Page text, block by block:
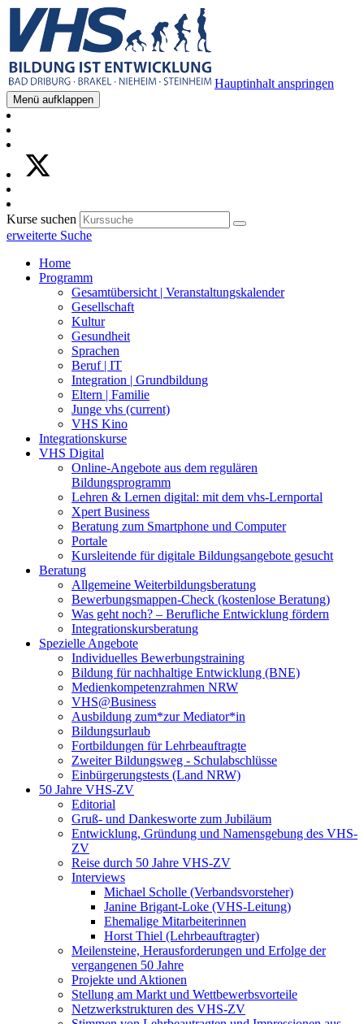
Hauptinhalt anspringen
Menü aufklappen
Kurse suchen
erweiterte Suche
Home
Programm
Gesamtübersicht | Veranstaltungskalender
Gesellschaft
Kultur
Gesundheit
Sprachen
Beruf | IT
Integration | Grundbildung
Eltern | Familie
Junge vhs (current)
VHS Kino
Integrationskurse
VHS Digital
Online-Angebote aus dem regulären
Bildungsprogramm
Lehren & Lernen digital: mit dem vhs-Lernportal
Xpert Business
Beratung zum Smartphone und Computer
Portale
Kursleitende für digitale Bildungsangebote gesucht
Beratung
Allgemeine Weiterbildungsberatung
Bewerbungsmappen-Check (kostenlose Beratung)
Was geht noch? – Berufliche Entwicklung fördern
Integrationskursberatung
Spezielle Angebote
Individuelles Bewerbungstraining
Bildung für nachhaltige Entwicklung (BNE)
Medienkompetenzrahmen NRW
VHS@Business
Ausbildung zum*zur Mediator*in
Bildungsurlaub
Fortbildungen für Lehrbeauftragte
Zweiter Bildungsweg - Schulabschlüsse
Einbürgerungstests (Land NRW)
50 Jahre VHS-ZV
Editorial
Gruß- und Dankesworte zum Jubiläum
Entwicklung, Gründung und Namensgebung des VHS-
ZV
Reise durch 50 Jahre VHS-ZV
Interviews
Michael Scholle (Verbandsvorsteher)
Janine Brigant-Loke (VHS-Leitung)
Ehemalige Mitarbeiterinnen
Horst Thiel (Lehrbeauftragter)
Meilensteine, Herausforderungen und Erfolge der
vergangenen 50 Jahre
Projekte und Aktionen
Stellung am Markt und Wettbewerbsvorteile
Netzwerkstrukturen des VHS-ZV